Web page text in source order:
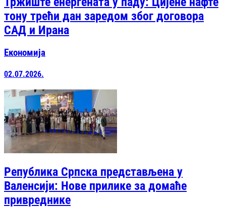
тону трећи дан заредом због договора
САД и Ирана
Економија
02.07.2026.
Република Српска представљена у
Валенсији: Нове прилике за домаће
привреднике